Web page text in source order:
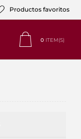
Productos favoritos
0 ITEM(S)